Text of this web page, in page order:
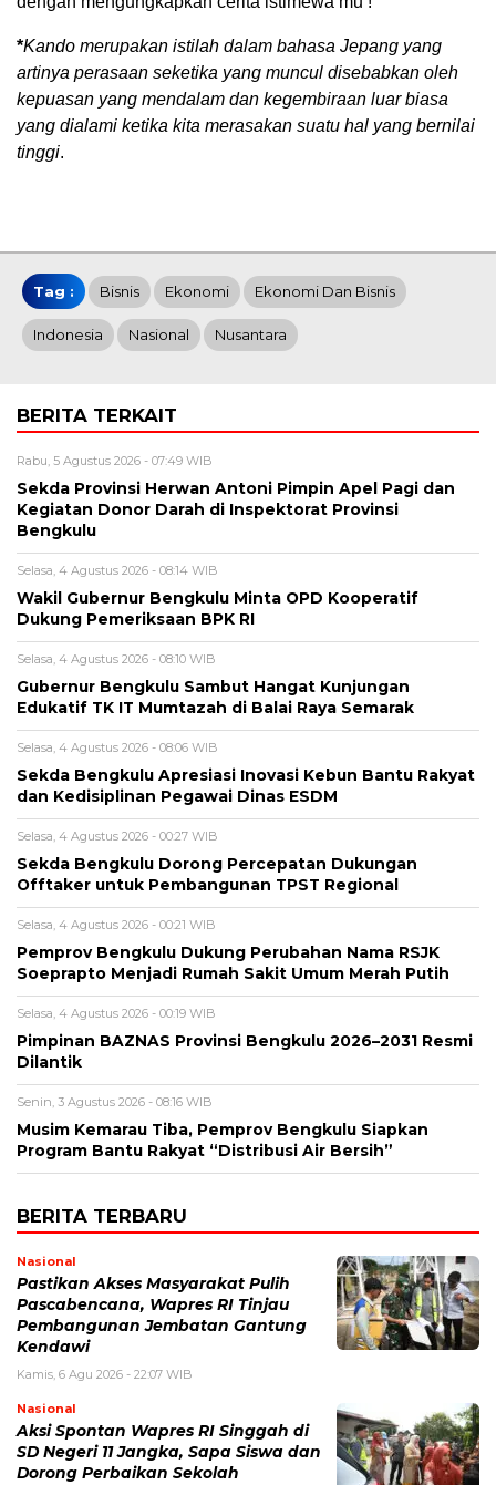
*Kando merupakan istilah dalam bahasa Jepang yang
artinya perasaan seketika yang muncul disebabkan oleh
kepuasan yang mendalam dan kegembiraan luar biasa
yang dialami ketika kita merasakan suatu hal yang bernilai
tinggi.
Tag : Bisnis Ekonomi Ekonomi Dan Bisnis
Indonesia Nasional Nusantara
BERITA TERKAIT
Rabu, 5 Agustus 2026 - 07:49 WIB
Sekda Provinsi Herwan Antoni Pimpin Apel Pagi dan
Kegiatan Donor Darah di Inspektorat Provinsi
Bengkulu
Selasa, 4 Agustus 2026 - 08:14 WIB
Wakil Gubernur Bengkulu Minta OPD Kooperatif
Dukung Pemeriksaan BPK RI
Selasa, 4 Agustus 2026 - 08:10 WIB
Gubernur Bengkulu Sambut Hangat Kunjungan
Edukatif TK IT Mumtazah di Balai Raya Semarak
Selasa, 4 Agustus 2026 - 08:06 WIB
Sekda Bengkulu Apresiasi Inovasi Kebun Bantu Rakyat
dan Kedisiplinan Pegawai Dinas ESDM
Selasa, 4 Agustus 2026 - 00:27 WIB
Sekda Bengkulu Dorong Percepatan Dukungan
Offtaker untuk Pembangunan TPST Regional
Selasa, 4 Agustus 2026 - 00:21 WIB
Pemprov Bengkulu Dukung Perubahan Nama RSJK
Soeprapto Menjadi Rumah Sakit Umum Merah Putih
Selasa, 4 Agustus 2026 - 00:19 WIB
Pimpinan BAZNAS Provinsi Bengkulu 2026–2031 Resmi
Dilantik
Senin, 3 Agustus 2026 - 08:16 WIB
Musim Kemarau Tiba, Pemprov Bengkulu Siapkan
Program Bantu Rakyat “Distribusi Air Bersih”
BERITA TERBARU
Nasional
Pastikan Akses Masyarakat Pulih
Pascabencana, Wapres RI Tinjau
Pembangunan Jembatan Gantung
Kendawi
Kamis, 6 Agu 2026 - 22:07 WIB
Nasional
Aksi Spontan Wapres RI Singgah di
SD Negeri 11 Jangka, Sapa Siswa dan
Dorong Perbaikan Sekolah